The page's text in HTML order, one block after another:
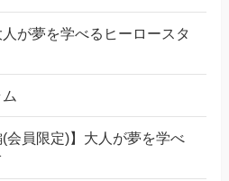
人が夢を学べるヒーロースタ
(会員限定)】大人が夢を学べ